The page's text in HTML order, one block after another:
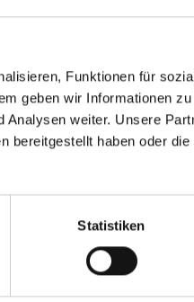
Funktionen für
geben wir Informationen
weiter. Unsere
bereitgestellt haben oder
Statistiken
für sich selbst, in ihrem
bilden dabei die Basis ihres
Leidenschaft
Akademie hat Sabrina nicht
und mit einem
praxisnah zu vermitteln.“
sie ihr Unternehmen
innen
– es ist die Basis für